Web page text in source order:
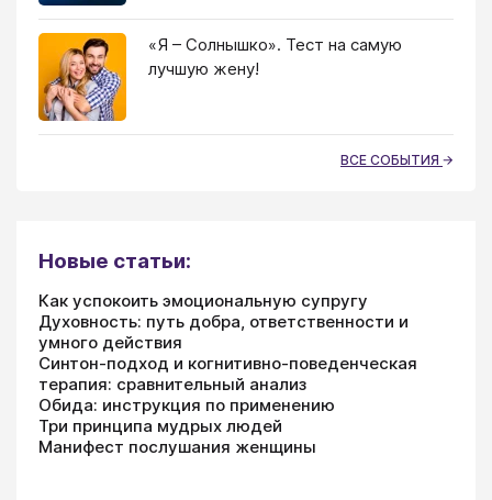
«Я – Солнышко». Тест на самую
лучшую жену!
ВСЕ СОБЫТИЯ
Новые статьи:
Как успокоить эмоциональную супругу
Духовность: путь добра, ответственности и
умного действия
Синтон-подход и когнитивно-поведенческая
терапия: сравнительный анализ
Обида: инструкция по применению
Три принципа мудрых людей
Манифест послушания женщины